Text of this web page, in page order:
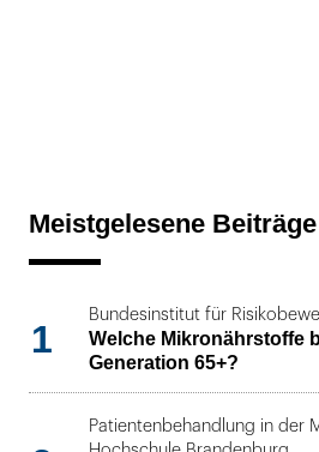
Meistgelesene Beiträge
1
Bundesinstitut für
Welche Mikronährstoffe
Generation 65+?
Patientenbehandlung in der